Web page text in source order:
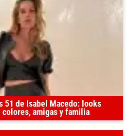
51 de Isabel Macedo: looks
amigas y familia